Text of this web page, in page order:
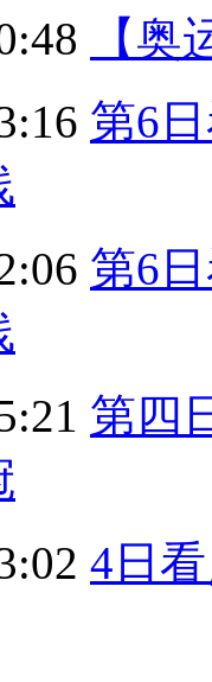
【
第6
第6
第四
4日